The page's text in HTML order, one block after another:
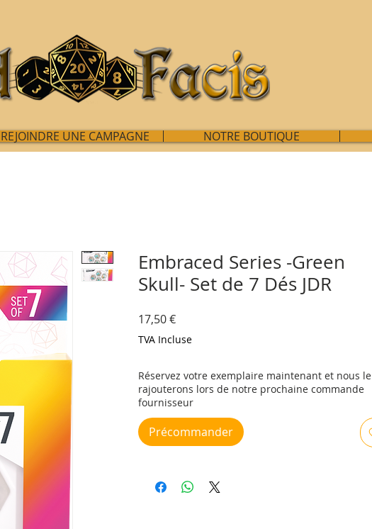
REJOINDRE UNE CAMPAGNE NOTRE BOUTIQUE
Embraced Series -Green
Skull- Set de 7 Dés JDR
17,50 €Prix
TVA Incluse
Réservez votre exemplaire maintenant et nous le
rajouterons lors de notre prochaine commande
fournisseur
Précommander